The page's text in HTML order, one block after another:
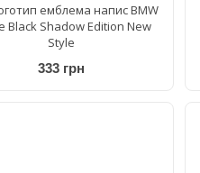
емблема напис BMW
Black Shadow Edition New
Style
333 грн